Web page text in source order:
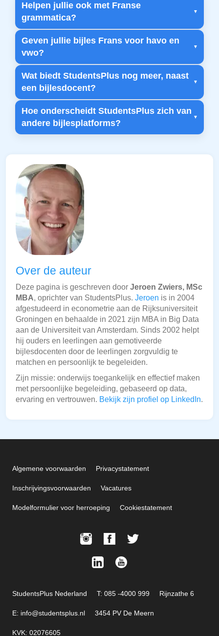
Helpen jullie ook met Franse
grammatica?
Geven jullie bijles Frans voor havo en
vwo?
Wat biedt StudentsPlus nog meer, naast
een bijlesdocent?
Hoe onderscheidt StudentsPlus zich van
andere bijlesplatforms?
Over de auteur
Deze pagina is geschreven door Jeroen Zwiers, MSc
MBA, oprichter van StudentsPlus. Jeroen is in 2004
afgestudeerd in econometrie aan de Rijksuniversiteit
Groningen en behaalde in 2021 zijn MBA in Big Data
aan de Universiteit van Amsterdam. Sinds 2002 helpt
hij ouders en leerlingen aan gemotiveerde
bijlesdocenten door de leerlingen zorgvuldig te
matchen en persoonlijk te begeleiden.
Zijn missie: onderwijs toegankelijk en effectief maken
met persoonlijke begeleiding, gebaseerd op data,
ervaring en vertrouwen. Bekijk zijn profiel op LinkedIn.
Algemene voorwaarden Privacystatement
Inschrijvingsvoorwaarden Vacatures
Modelformulier voor herroeping Cookiestatement
StudentsPlus Nederland T: 085 -4000 999 Rijnzathe 6
E: info@studentsplus.nl 3454 PV De Meern
KVK: 02076605